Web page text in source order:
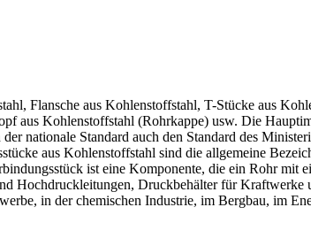
Flansche aus Kohlenstoffstahl, T-Stücke aus
aus Kohlenstoffstahl (Rohrkappe) usw. Die
nationale Standard auch den Standard des
aus Kohlenstoffstahl sind die allgemeine
ist eine Komponente, die ein Rohr mit
Hochdruckleitungen, Druckbehälter für Kraftwerke
in der chemischen Industrie, im Bergbau, im